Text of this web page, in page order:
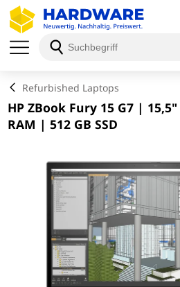
Refurbished Laptops
HP ZBook Fury 15 G7 |
RAM | 512 GB SSD
Schließen